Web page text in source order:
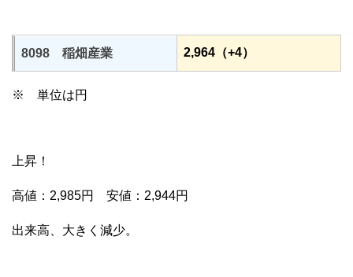
8098 稲畑産業 2,964（+4）
※ 単位は円
上昇！
高値：2,985円 安値：2,944円
出来高、大きく減少。